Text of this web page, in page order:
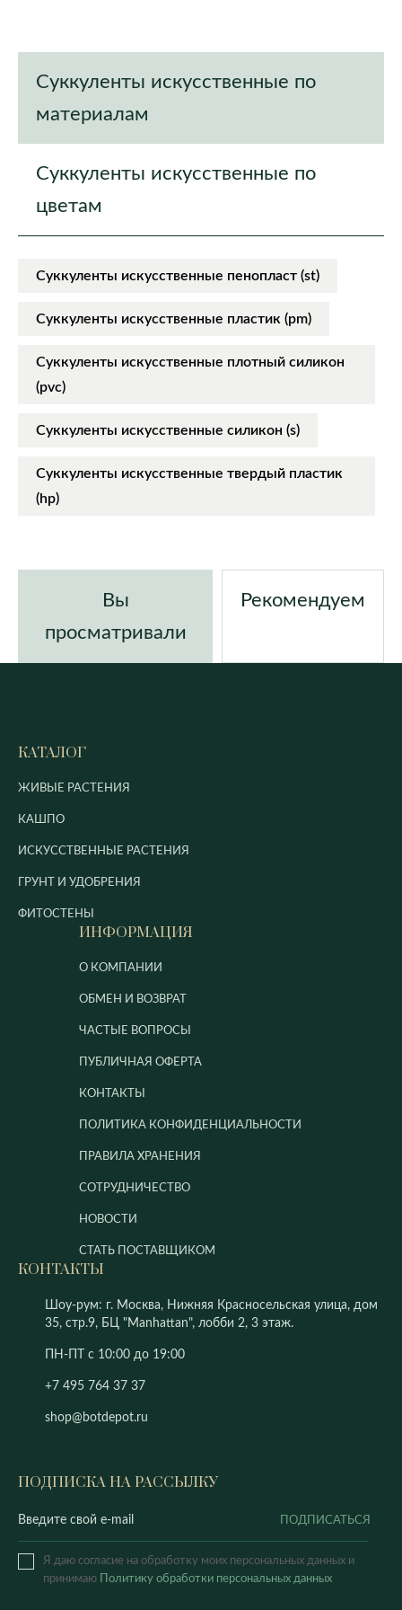
Суккуленты искусственные по
материалам
Суккуленты искусственные по
цветам
Суккуленты искусственные пенопласт (st)
Суккуленты искусственные пластик (pm)
Суккуленты искусственные плотный силикон
(pvc)
Суккуленты искусственные силикон (s)
Суккуленты искусственные твердый пластик
(hp)
Вы
просматривали
Рекомендуем
КАТАЛОГ
ЖИВЫЕ РАСТЕНИЯ
КАШПО
ИСКУССТВЕННЫЕ РАСТЕНИЯ
ГРУНТ И УДОБРЕНИЯ
ФИТОСТЕНЫ
ИНФОРМАЦИЯ
О КОМПАНИИ
ОБМЕН И ВОЗВРАТ
ЧАСТЫЕ ВОПРОСЫ
ПУБЛИЧНАЯ ОФЕРТА
КОНТАКТЫ
ПОЛИТИКА КОНФИДЕНЦИАЛЬНОСТИ
ПРАВИЛА ХРАНЕНИЯ
СОТРУДНИЧЕСТВО
НОВОСТИ
СТАТЬ ПОСТАВЩИКОМ
КОНТАКТЫ
Шоу-рум: г. Москва, Нижняя Красносельская улица, дом
35, стр.9, БЦ "Manhattan", лобби 2, 3 этаж.
ПН-ПТ с 10:00 до 19:00
+7 495 764 37 37
shop@botdepot.ru
ПОДПИСКА НА РАССЫЛКУ
ПОДПИСАТЬСЯ
Я даю согласие на обработку моих персональных данных и
принимаю
Политику обработки персональных данных